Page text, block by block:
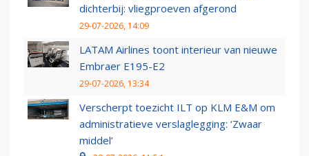
dichterbij: vliegproeven afgerond
29-07-2026, 14:09
LATAM Airlines toont interieur van nieuwe
Embraer E195-E2
29-07-2026, 13:34
Verscherpt toezicht ILT op KLM E&M om
administratieve verslaglegging: ‘Zwaar
middel’